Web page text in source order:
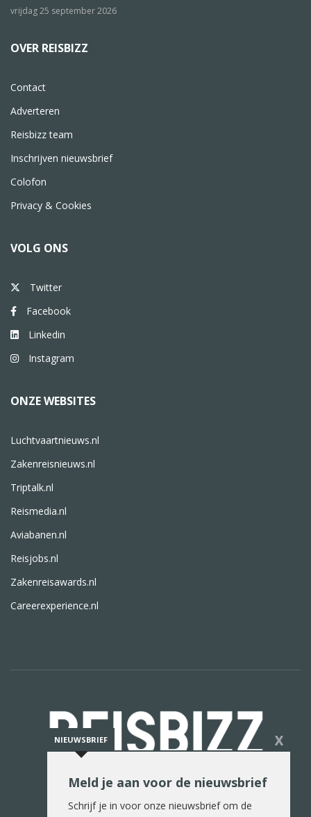
vrijdag 25 september 2026
OVER REISBIZZ
Contact
Adverteren
Reisbizz team
Inschrijven nieuwsbrief
Colofon
Privacy & Cookies
VOLG ONS
Twitter
Facebook
Linkedin
Instagram
ONZE WEBSITES
Luchtvaartnieuws.nl
Zakenreisnieuws.nl
Triptalk.nl
Reismedia.nl
Aviabanen.nl
Reisjobs.nl
Zakenreisawards.nl
Careerexperience.nl
De reiswereld in woord en beeld
NIEUWSBRIEF X
Meld je aan voor de nieuwsbrief
Schrijf je in voor onze nieuwsbrief om de